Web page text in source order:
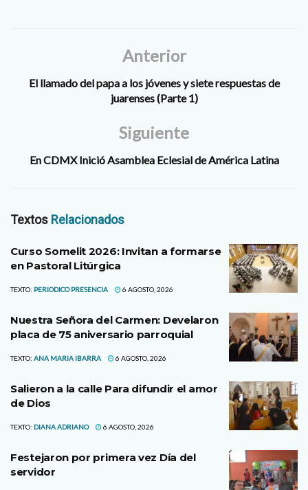
Anterior
El llamado del papa a los jóvenes y siete respuestas de
juarenses (Parte 1)
Siguiente
En CDMX Inició Asamblea Eclesial de América Latina
Textos Relacionados
Curso Somelit 2026: Invitan a formarse
en Pastoral Litúrgica
TEXTO: PERIODICO PRESENCIA 6 AGOSTO, 2026
Nuestra Señora del Carmen: Develaron
placa de 75 aniversario parroquial
TEXTO: ANA MARIA IBARRA 6 AGOSTO, 2026
Salieron a la calle Para difundir el amor
de Dios
TEXTO: DIANA ADRIANO 6 AGOSTO, 2026
Festejaron por primera vez Día del
servidor